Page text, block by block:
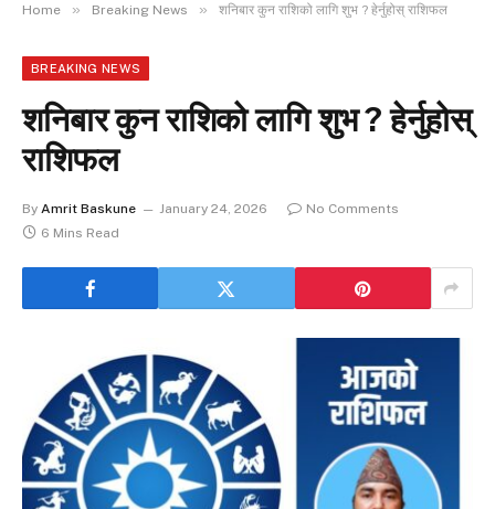
Home » Breaking News » शनिबार कुन राशिको लागि शुभ ? हेर्नुहोस् राशिफल
BREAKING NEWS
शनिबार कुन राशिको लागि शुभ ? हेर्नुहोस्
राशिफल
By Amrit Baskune January 24, 2026
No Comments
6 Mins Read